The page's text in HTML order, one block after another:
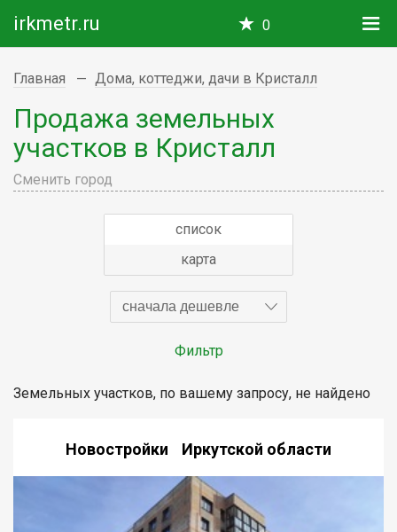
irkmetr.ru 0
Главная Дома, коттеджи, дачи в Кристалл
Продажа земельных
участков в Кристалл
Сменить город
список
карта
сначала дешевле
Фильтр
Земельных участков, по вашему запросу, не найдено
Новостройки Иркутской области